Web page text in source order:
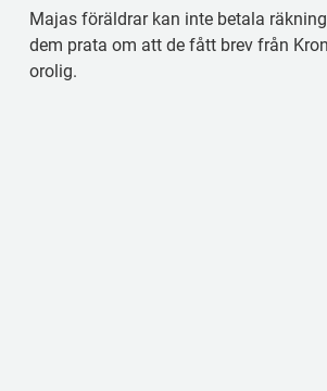
Majas föräldrar kan inte betala
dem prata om att de fått brev från
orolig.